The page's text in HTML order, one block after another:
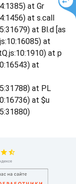
at Gr
at s.call
at Bl.d [as
at
at p
at
at PL
at $u